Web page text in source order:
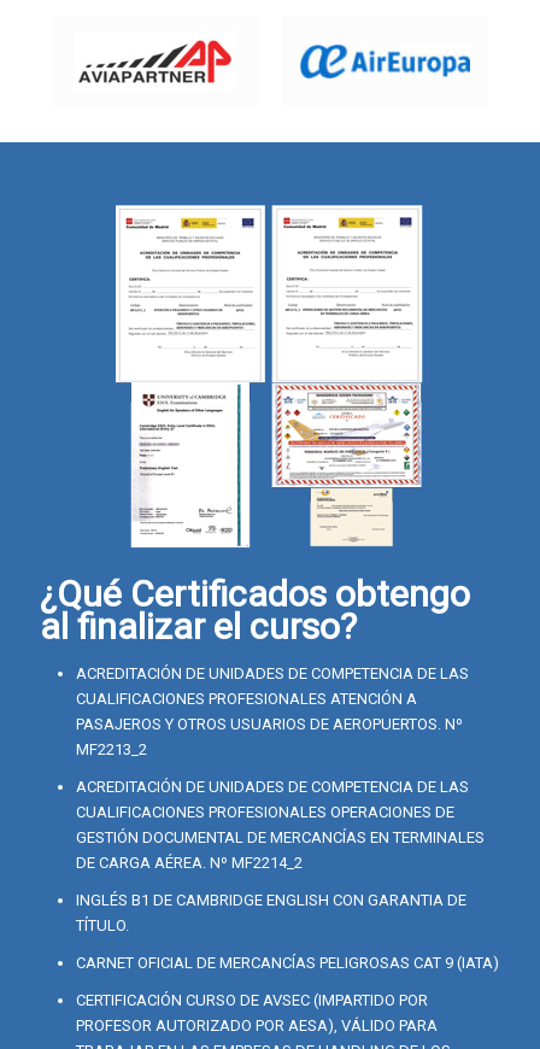
¿Qué Certificados obtengo
al finalizar el curso?
ACREDITACIÓN DE UNIDADES DE COMPETENCIA DE LAS
CUALIFICACIONES PROFESIONALES ATENCIÓN A
PASAJEROS Y OTROS USUARIOS DE AEROPUERTOS. Nº
MF2213_2
ACREDITACIÓN DE UNIDADES DE COMPETENCIA DE LAS
CUALIFICACIONES PROFESIONALES OPERACIONES DE
GESTIÓN DOCUMENTAL DE MERCANCÍAS EN TERMINALES
DE CARGA AÉREA. Nº MF2214_2
INGLÉS B1 DE CAMBRIDGE ENGLISH CON GARANTIA DE
TÍTULO.
CARNET OFICIAL DE MERCANCÍAS PELIGROSAS CAT 9 (IATA)
CERTIFICACIÓN CURSO DE AVSEC (IMPARTIDO POR
PROFESOR AUTORIZADO POR AESA), VÁLIDO PARA